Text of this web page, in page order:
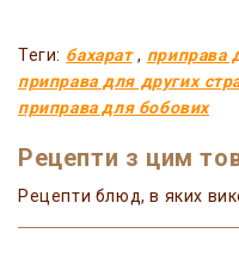
Теги: бахарат, приправа
приправа для других
приправа для бобових
Рецепти з цим
Рецепти блюд, в яких